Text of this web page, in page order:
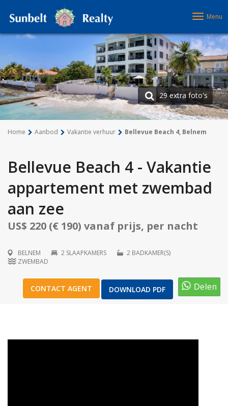
Menu
29 extra foto's
Home Aanbod Vakantie verhuur Bellevue Beach 4, Belnem
Bellevue Beach 4 - Vakantie
appartement met zwembad
aan zee
US$ 220 (€ 190) vanaf prijs, per nacht
BELNEM 2 SLAAPKAMERS
2 BADKAMER(S)
ZWEMBAD
CONTACT AGENT DOWNLOAD PDF